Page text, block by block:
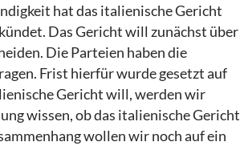
hat das italienische Gericht
Das Gericht will zunächst über
Die Parteien haben die
Frist hierfür wurde gesetzt auf
Gericht will, werden wir
wissen, ob das italienische Gericht
wollen wir noch auf ein